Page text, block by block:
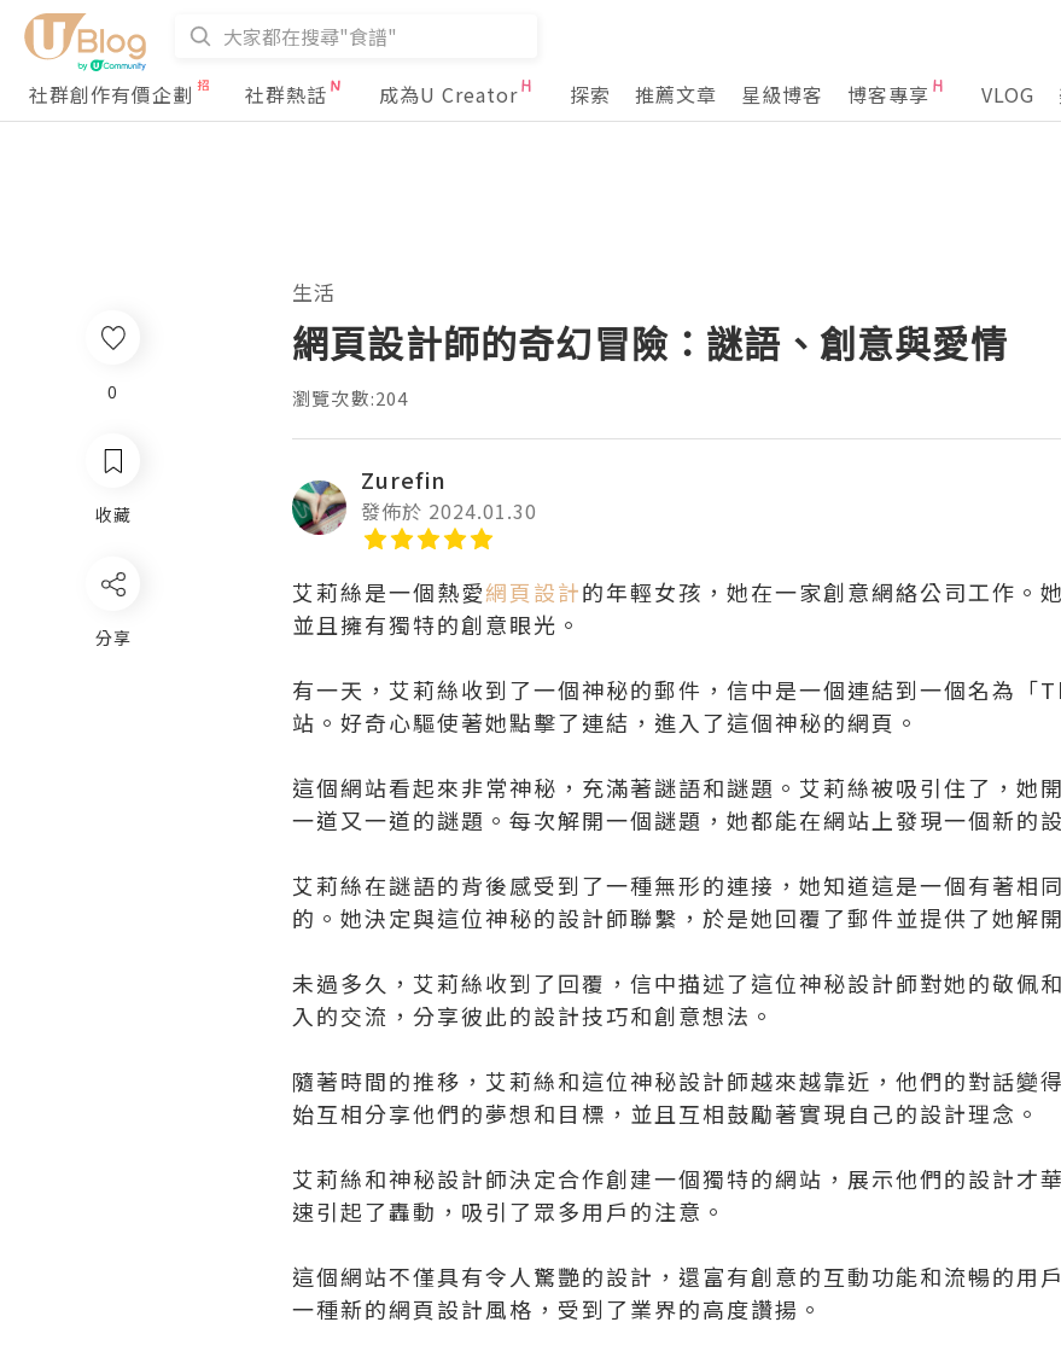
社群創作有價企劃
社群熱話 成為U Creator 探索 推薦文章 星級博客 博客專享 VLOG
生活
網頁設計師的奇幻冒險：謎語、創意與愛情
瀏覽次數:204
Zurefin
發佈於 2024.01.30
艾莉絲是一個熱愛網頁設計的年輕女孩，她在一家創意網絡公司工作。
並且擁有獨特的創意眼光。
有一天，艾莉絲收到了一個神秘的郵件，信中是一個連結到一個名為
站。好奇心驅使著她點擊了連結，進入了這個神秘的網頁。
這個網站看起來非常神秘，充滿著謎語和謎題。艾莉絲被吸引住了，她
一道又一道的謎題。每次解開一個謎題，她都能在網站上發現一個新的
艾莉絲在謎語的背後感受到了一種無形的連接，她知道這是一個有著相
的。她決定與這位神秘的設計師聯繫，於是她回覆了郵件並提供了她解
未過多久，艾莉絲收到了回覆，信中描述了這位神秘設計師對她的敬佩
入的交流，分享彼此的設計技巧和創意想法。
隨著時間的推移，艾莉絲和這位神秘設計師越來越靠近，他們的對話變
始互相分享他們的夢想和目標，並且互相鼓勵著實現自己的設計理念。
艾莉絲和神秘設計師決定合作創建一個獨特的網站，展示他們的設計才
速引起了轟動，吸引了眾多用戶的注意。
這個網站不僅具有令人驚艷的設計，還富有創意的互動功能和流暢的用
一種新的網頁設計風格，受到了業界的高度讚揚。
0
收藏
分享